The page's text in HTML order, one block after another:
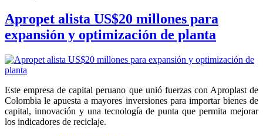
Apropet alista US$20 millones para
expansión y optimización de planta
Este empresa de capital peruano que unió fuerzas con Aproplast de
Colombia le apuesta a mayores inversiones para importar bienes de
capital, innovación y una tecnología de punta que permita mejorar
los indicadores de reciclaje.